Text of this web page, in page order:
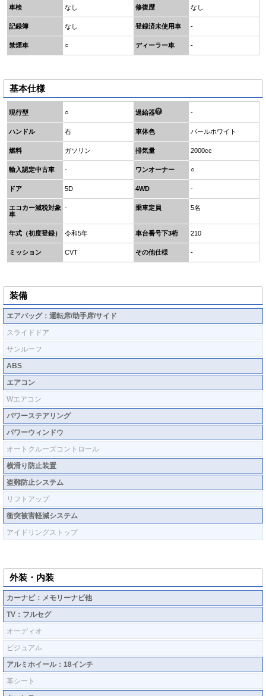
車検 なし 修復歴 なし
記録簿 なし 登録済未使用車 -
禁煙車 ○ ディーラー車 -
基本仕様
現行型 ○ 過給器 -
ハンドル 右 車体色 パールホワイト
燃料 ガソリン 排気量 2000cc
輸入認定中古車 - ワンオーナー ○
ドア 5D 4WD -
エコカー減税対象
車
- 乗車定員 5名
年式（初度登録） 令和5年 車台番号下3桁 210
ミッション CVT その他仕様 -
装備
エアバッグ：運転席/助手席/サイド
スライドドア
サンルーフ
ABS
エアコン
Wエアコン
パワーステアリング
パワーウィンドウ
オートクルーズコントロール
横滑り防止装置
盗難防止システム
リフトアップ
衝突被害軽減システム
アイドリングストップ
外装・内装
カーナビ：メモリーナビ他
TV：フルセグ
オーディオ
ビジュアル
アルミホイール：18インチ
革シート